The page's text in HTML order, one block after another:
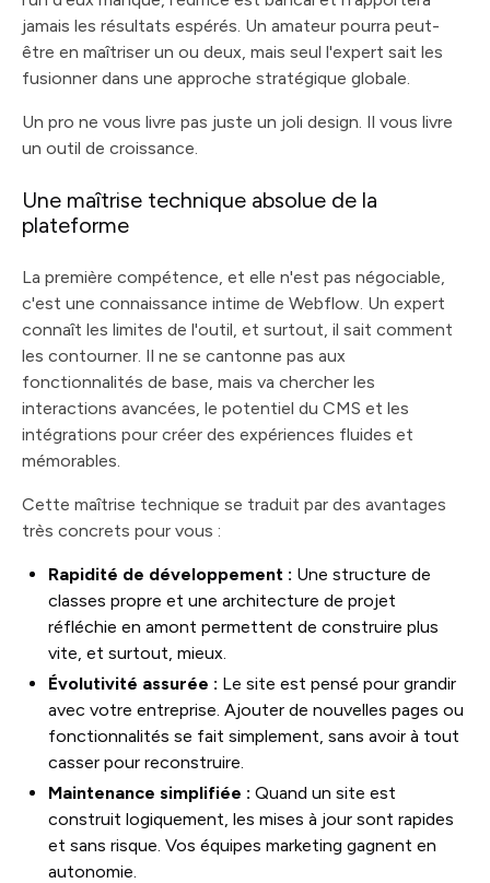
jamais les résultats espérés. Un amateur pourra peut-
être en maîtriser un ou deux, mais seul l'expert sait les
fusionner dans une approche stratégique globale.
Un pro ne vous livre pas juste un joli design. Il vous livre
un outil de croissance.
Une maîtrise technique absolue de la
plateforme
La première compétence, et elle n'est pas négociable,
c'est une connaissance intime de Webflow. Un expert
connaît les limites de l'outil, et surtout, il sait comment
les contourner. Il ne se cantonne pas aux
fonctionnalités de base, mais va chercher les
interactions avancées, le potentiel du CMS et les
intégrations pour créer des expériences fluides et
mémorables.
Cette maîtrise technique se traduit par des avantages
très concrets pour vous :
Rapidité de développement : Une structure de
classes propre et une architecture de projet
réfléchie en amont permettent de construire plus
vite, et surtout, mieux.
Évolutivité assurée : Le site est pensé pour grandir
avec votre entreprise. Ajouter de nouvelles pages ou
fonctionnalités se fait simplement, sans avoir à tout
casser pour reconstruire.
Maintenance simplifiée : Quand un site est
construit logiquement, les mises à jour sont rapides
et sans risque. Vos équipes marketing gagnent en
autonomie.